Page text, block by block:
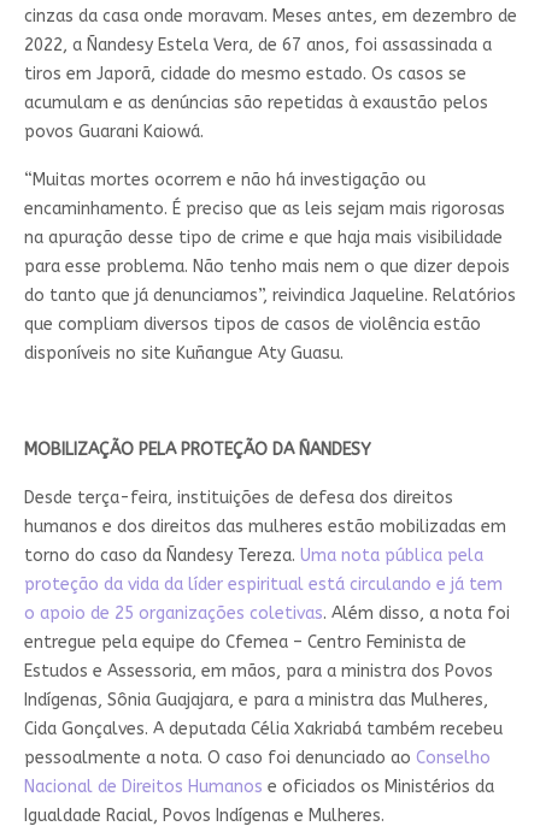
cinzas da casa onde moravam. Meses antes, em dezembro de
2022, a Ñandesy Estela Vera, de 67 anos, foi assassinada a
tiros em Japorã, cidade do mesmo estado. Os casos se
acumulam e as denúncias são repetidas à exaustão pelos
povos Guarani Kaiowá.
“Muitas mortes ocorrem e não há investigação ou
encaminhamento. É preciso que as leis sejam mais rigorosas
na apuração desse tipo de crime e que haja mais visibilidade
para esse problema. Não tenho mais nem o que dizer depois
do tanto que já denunciamos”, reivindica Jaqueline. Relatórios
que compliam diversos tipos de casos de violência estão
disponíveis no site Kuñangue Aty Guasu.
MOBILIZAÇÃO PELA PROTEÇÃO DA ÑANDESY
Desde terça-feira, instituições de defesa dos direitos
humanos e dos direitos das mulheres estão mobilizadas em
torno do caso da Ñandesy Tereza. Uma nota pública pela
proteção da vida da líder espiritual está circulando e já tem
o apoio de 25 organizações coletivas. Além disso, a nota foi
entregue pela equipe do Cfemea – Centro Feminista de
Estudos e Assessoria, em mãos, para a ministra dos Povos
Indígenas, Sônia Guajajara, e para a ministra das Mulheres,
Cida Gonçalves. A deputada Célia Xakriabá também recebeu
pessoalmente a nota. O caso foi denunciado ao Conselho
Nacional de Direitos Humanos e oficiados os Ministérios da
Igualdade Racial, Povos Indígenas e Mulheres.